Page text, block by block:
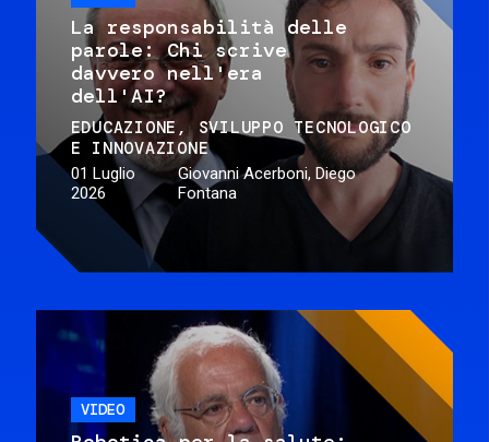
La responsabilità delle
parole: Chi scrive
davvero nell'era
dell'AI?
EDUCAZIONE
SVILUPPO TECNOLOGICO
E INNOVAZIONE
01 Luglio
2026
Giovanni Acerboni, Diego
Fontana
VIDEO